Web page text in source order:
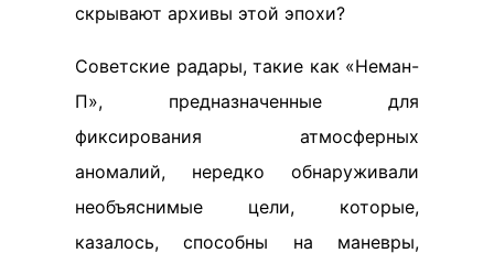
скрывают архивы этой эпохи?
Советские радары, такие как «Неман-
П», предназначенные для
фиксирования атмосферных
аномалий, нередко обнаруживали
необъяснимые цели, которые,
казалось, способны на маневры,